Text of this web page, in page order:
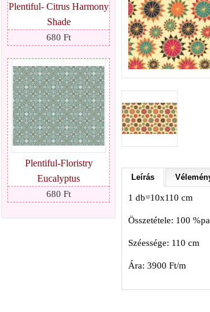
Plentiful- Citrus Harmony
Shade
680 Ft
Plentiful-Floristry
Eucalyptus
680 Ft
Leírás
1 db=10x110 cm
Összetétele: 100
Széessége: 110 cm
Ára: 3900 Ft/m